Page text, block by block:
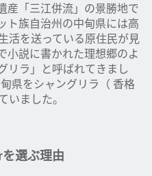
産「三江併流」の景勝地で
ト族自治州の中甸県には高
活を送っている原住民が見
小説に書かれた理想郷のよ
リラ」と呼ばれてきまし
県をシャングリラ（ 香格
いました。
選ぶ理由